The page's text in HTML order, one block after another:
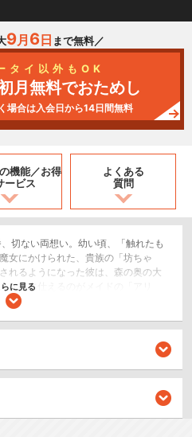
9月 6日 まで無料／
タイ以外もOK
月無料でおためし
場合は入会日から14日間無料
機能／お得
ービス
よくある
質問
ない両想い。幼い頃、「触れたも
女にかけられた、貴族の「坊ちゃ
れるようになった彼は、森の奥の大
な彼に仕えるのがメイドの「アリ
ちゃんの一番の悩みの種。なぜなら
女のことが愛しいけれど手をつなぐ
の純愛は、果たして実を結ぶのか…!?
に見る